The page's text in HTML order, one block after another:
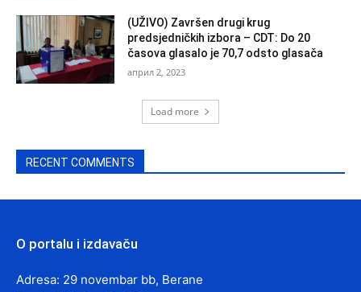
(UŽIVO) Završen drugi krug
predsjedničkih izbora – CDT: Do 20
časova glasalo je 70,7 odsto glasača
април 2, 2023
Load more
RECENT COMMENTS
O portalu i izdavaču
Adresa: 29 novembar bb, Berane